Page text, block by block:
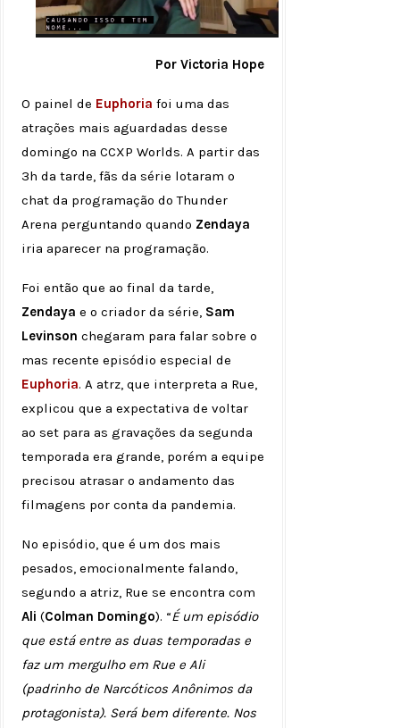
Por Victoria Hope
O painel de Euphoria foi uma das
atrações mais aguardadas desse
domingo na CCXP Worlds. A partir das
3h da tarde, fãs da série lotaram o
chat da programação do Thunder
Arena perguntando quando Zendaya
iria aparecer na programação.
Foi então que ao final da tarde,
Zendaya e o criador da série, Sam
Levinson chegaram para falar sobre o
mas recente episódio especial de
Euphoria. A atrz, que interpreta a Rue,
explicou que a expectativa de voltar
ao set para as gravações da segunda
temporada era grande, porém a equipe
precisou atrasar o andamento das
filmagens por conta da pandemia.
No episódio, que é um dos mais
pesados, emocionalmente falando,
segundo a atriz, Rue se encontra com
Ali (Colman Domingo). “É um episódio
que está entre as duas temporadas e
faz um mergulho em Rue e Ali
(padrinho de Narcóticos Anônimos da
protagonista). Será bem diferente. Nos